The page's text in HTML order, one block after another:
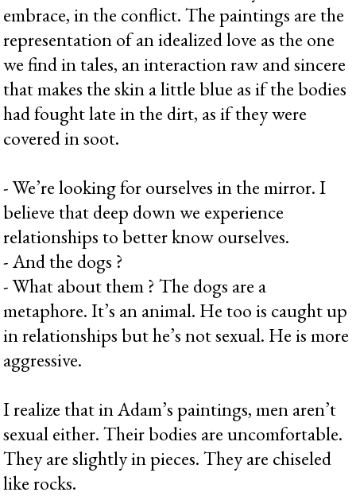
embrace, in the conflict. The paintings are the
representation of an idealized love as the one
we find in tales, an interaction raw and sincere
that makes the skin a little blue as if the bodies
had fought late in the dirt, as if they were
covered in soot.
- We’re looking for ourselves in the mirror. I
believe that deep down we experience
relationships to better know ourselves.
- And the dogs ?
- What about them ? The dogs are a
metaphore. It’s an animal. He too is caught up
in relationships but he’s not sexual. He is more
aggressive.
I realize that in Adam’s paintings, men aren’t
sexual either. Their bodies are uncomfortable.
They are slightly in pieces. They are chiseled
like rocks.